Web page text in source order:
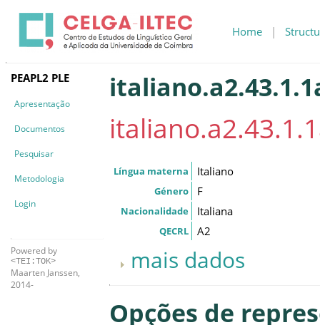
Home |
PEAPL2 PLE
Apresentação
Documentos
Pesquisar
Metodologia
Login
Powered by
<TEI:TOK>
Maarten Janssen,
2014-
Língua materna Italiano
Género F
Nacionalidade Italiana
QECRL A2
mais dados
Opções de